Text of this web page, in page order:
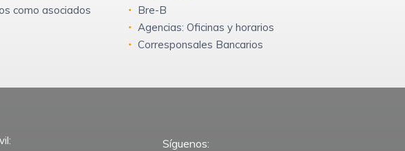
como asociados
Bre-B
Agencias: Oficinas y horarios
Corresponsales Bancarios
Síguenos: